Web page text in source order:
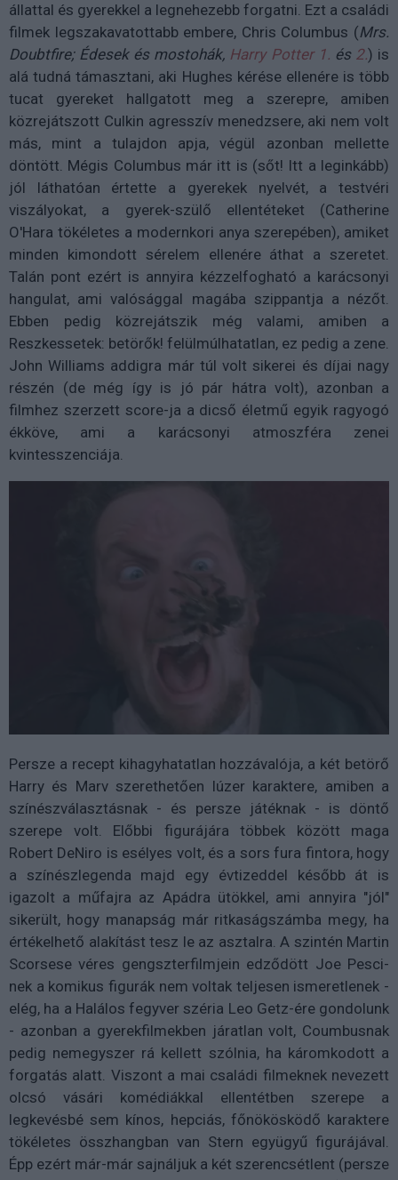
állattal és gyerekkel a legnehezebb forgatni. Ezt a családi
filmek legszakavatottabb embere, Chris Columbus (Mrs.
Doubtfire; Édesek és mostohák, Harry Potter 1. és 2.) is
alá tudná támasztani, aki Hughes kérése ellenére is több
tucat gyereket hallgatott meg a szerepre, amiben
közrejátszott Culkin agresszív menedzsere, aki nem volt
más, mint a tulajdon apja, végül azonban mellette
döntött. Mégis Columbus már itt is (sőt! Itt a leginkább)
jól láthatóan értette a gyerekek nyelvét, a testvéri
viszályokat, a gyerek-szülő ellentéteket (Catherine
O'Hara tökéletes a modernkori anya szerepében), amiket
minden kimondott sérelem ellenére áthat a szeretet.
Talán pont ezért is annyira kézzelfogható a karácsonyi
hangulat, ami valósággal magába szippantja a nézőt.
Ebben pedig közrejátszik még valami, amiben a
Reszkessetek: betörők! felülmúlhatatlan, ez pedig a zene.
John Williams addigra már túl volt sikerei és díjai nagy
részén (de még így is jó pár hátra volt), azonban a
filmhez szerzett score-ja a dicső életmű egyik ragyogó
ékköve, ami a karácsonyi atmoszféra zenei
kvintesszenciája.
Persze a recept kihagyhatatlan hozzávalója, a két betörő
Harry és Marv szerethetően lúzer karaktere, amiben a
színészválasztásnak - és persze játéknak - is döntő
szerepe volt. Előbbi figurájára többek között maga
Robert DeNiro is esélyes volt, és a sors fura fintora, hogy
a színészlegenda majd egy évtizeddel később át is
igazolt a műfajra az Apádra ütökkel, ami annyira "jól"
sikerült, hogy manapság már ritkaságszámba megy, ha
értékelhető alakítást tesz le az asztalra. A szintén Martin
Scorsese véres gengszterfilmjein edződött Joe Pesci-
nek a komikus figurák nem voltak teljesen ismeretlenek -
elég, ha a Halálos fegyver széria Leo Getz-ére gondolunk
- azonban a gyerekfilmekben járatlan volt, Coumbusnak
pedig nemegyszer rá kellett szólnia, ha káromkodott a
forgatás alatt. Viszont a mai családi filmeknek nevezett
olcsó vásári komédiákkal ellentétben szerepe a
legkevésbé sem kínos, hepciás, főnökösködő karaktere
tökéletes összhangban van Stern együgyű figurájával.
Épp ezért már-már sajnáljuk a két szerencsétlent (persze